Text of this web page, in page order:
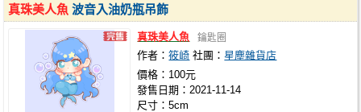
真珠美人魚 波音入油奶瓶吊飾
真珠美人魚 鑰匙圈
作者：筱崎 社團：星塵雜貨店
價格：100元
發售日期：2021-11-14
尺寸：5cm